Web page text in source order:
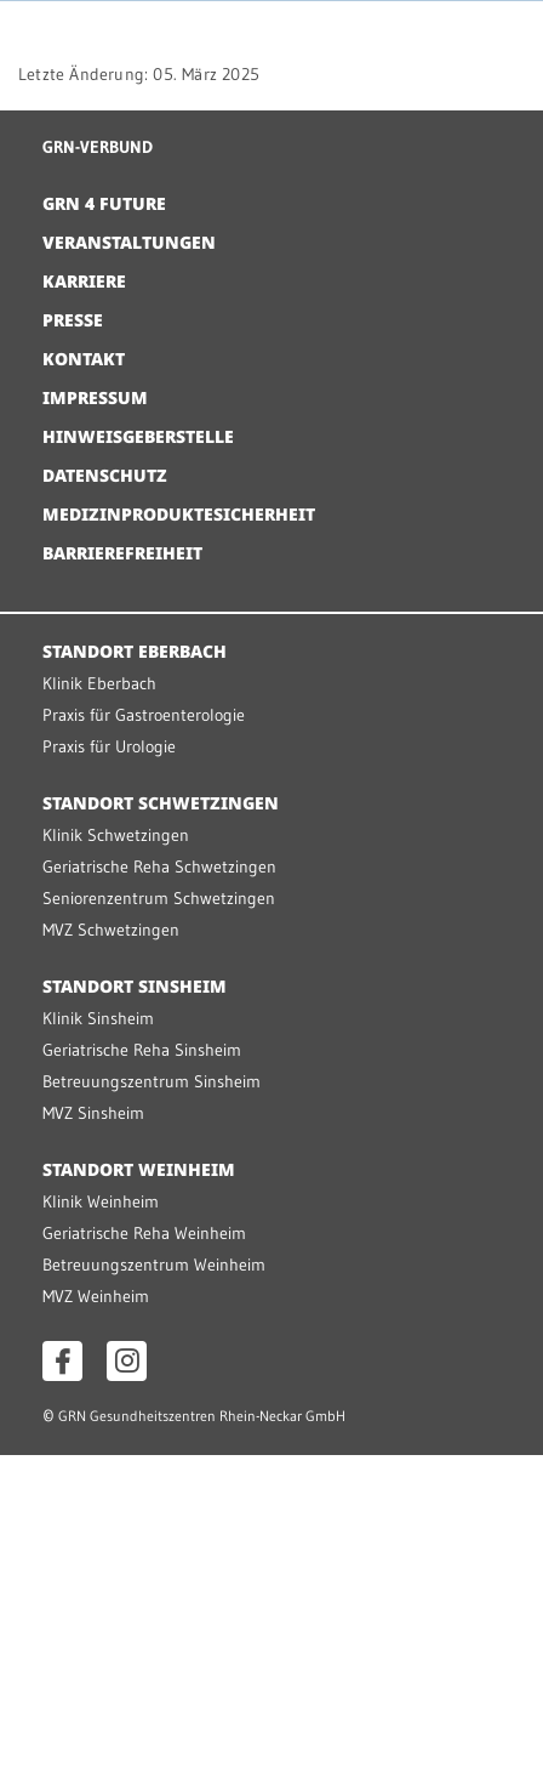
Letzte Änderung: 05. März 2025
GRN-VERBUND
GRN 4 FUTURE
VERANSTALTUNGEN
KARRIERE
PRESSE
KONTAKT
IMPRESSUM
HINWEISGEBERSTELLE
DATENSCHUTZ
MEDIZINPRODUKTESICHERHEIT
BARRIEREFREIHEIT
STANDORT EBERBACH
Klinik Eberbach
Praxis für Gastroenterologie
Praxis für Urologie
STANDORT SCHWETZINGEN
Klinik Schwetzingen
Geriatrische Reha Schwetzingen
Seniorenzentrum Schwetzingen
MVZ Schwetzingen
STANDORT SINSHEIM
Klinik Sinsheim
Geriatrische Reha Sinsheim
Betreuungszentrum Sinsheim
MVZ Sinsheim
STANDORT WEINHEIM
Klinik Weinheim
Geriatrische Reha Weinheim
Betreuungszentrum Weinheim
MVZ Weinheim
© GRN Gesundheitszentren Rhein-Neckar GmbH